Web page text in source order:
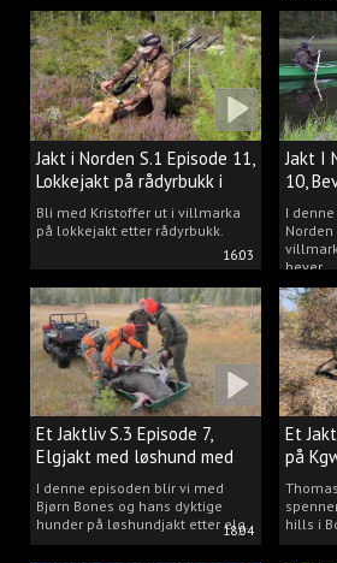
16:03
Jakt i Norden S.1 Episode 11,
Lokkejakt på rådyrbukk i
villmarka.
Bli med Kristoffer ut i villmarka
på lokkejakt etter rådyrbukk.
Jakt I
10,
I
bever.
18:04
Et Jaktliv S.3 Episode 7,
Elgjakt med løshund med
Bjørn Bones.
I denne episoden blir vi med
Bjørn Bones og hans dyktige
hunder på løshundjakt etter elg.
Et
på
hills i